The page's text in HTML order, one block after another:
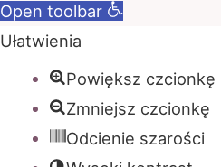
Open toolbar
Ułatwienia
Powiększ czcionkę
Zmniejsz czcionkę
Odcienie szarości